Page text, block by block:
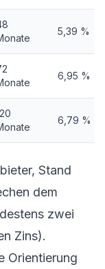
5,39 %
6,95 %
6,79 %
Stand
dem
zwei
Zins).
Orientierung